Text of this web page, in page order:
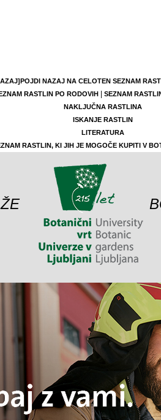
POJDI NAZAJ NA CELOTEN SEZNAM
RASTLIN PO RODOVIH|
SEZNAM
NAKLJUČNA RASTLINA
ISKANJE RASTLIN
LITERATURA
RASTLIN, KI JIH JE MOGOČE KUPITI V